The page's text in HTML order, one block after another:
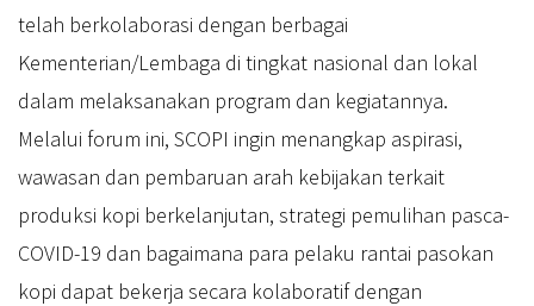
telah berkolaborasi dengan berbagai
Kementerian/Lembaga di tingkat nasional dan lokal
dalam melaksanakan program dan kegiatannya.
Melalui forum ini, SCOPI ingin menangkap aspirasi,
wawasan dan pembaruan arah kebijakan terkait
produksi kopi berkelanjutan, strategi pemulihan pasca-
COVID-19 dan bagaimana para pelaku rantai pasokan
kopi dapat bekerja secara kolaboratif dengan